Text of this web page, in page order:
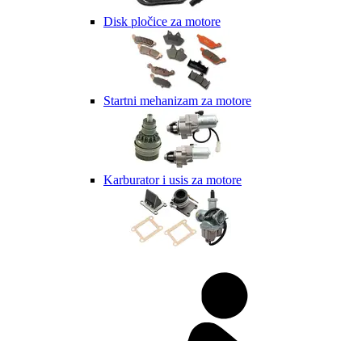
Disk pločice za motore
Startni mehanizam za motore
Karburator i usis za motore